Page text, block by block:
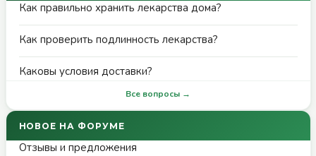
Как правильно хранить лекарства дома?
Как проверить подлинность лекарства?
Каковы условия доставки?
Все вопросы →
НОВОЕ НА ФОРУМЕ
Отзывы и предложения